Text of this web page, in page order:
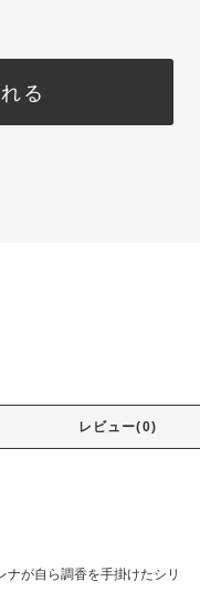
る
レビュー(0)
が自ら調香を手掛けたシリ